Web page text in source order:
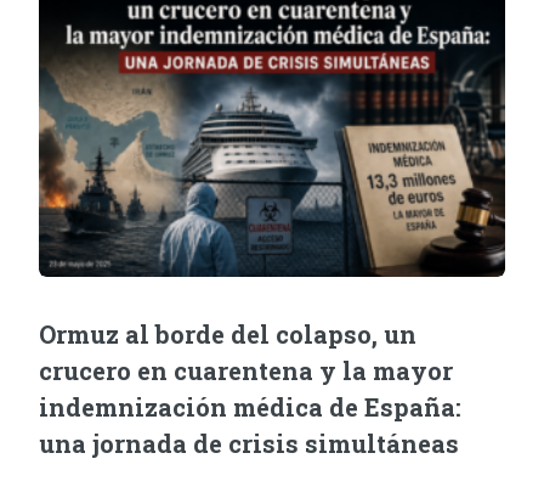
Ormuz al borde del colapso, un
crucero en cuarentena y la mayor
indemnización médica de España:
una jornada de crisis simultáneas